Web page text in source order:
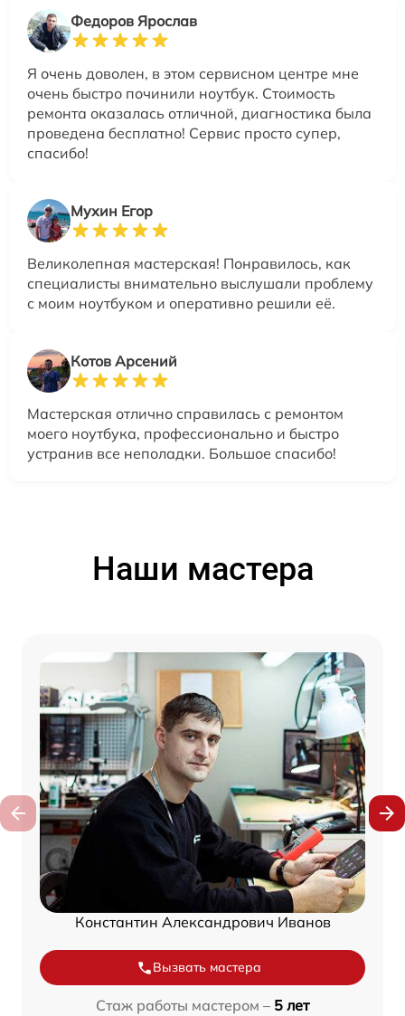
Федоров Ярослав
Я очень доволен, в этом сервисном центре мне
очень быстро починили ноутбук. Стоимость
ремонта оказалась отличной, диагностика была
проведена бесплатно! Сервис просто супер,
спасибо!
Мухин Егор
Великолепная мастерская! Понравилось, как
специалисты внимательно выслушали проблему
с моим ноутбуком и оперативно решили её.
Котов Арсений
Мастерская отлично справилась с ремонтом
моего ноутбука, профессионально и быстро
устранив все неполадки. Большое спасибо!
Наши мастера
Константин Александрович Иванов
Вызвать мастера
Стаж работы мастером – 5 лет